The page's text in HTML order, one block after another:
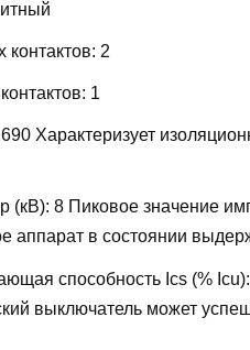
2
1
690 Характеризует
(кВ): 8 Пиковое значение
аппарат в состоянии
способность Ics (% Icu):
выключатель может